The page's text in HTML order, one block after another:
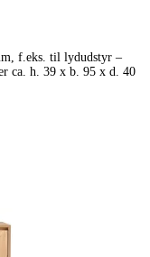
f.eks. til lydudstyr –
ca. h. 39 x b. 95 x d. 40